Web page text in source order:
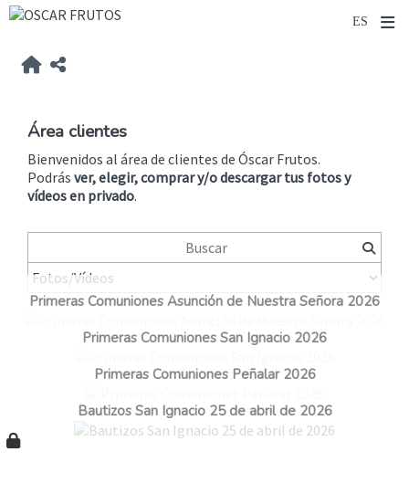
Área clientes
Bienvenidos al área de clientes de Óscar Frutos.
Podrás ver, elegir, comprar y/o descargar tus fotos y
vídeosen privado.
Primeras Comuniones Asunción de Nuestra Señora 2026
Primeras Comuniones San Ignacio 2026
Primeras Comuniones Peñalar 2026
Bautizos San Ignacio 25 de abril de 2026